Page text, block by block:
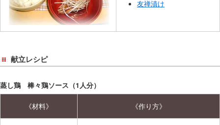
友禅漬け
献立レシピ
蒸し鶏 棒々鶏ソース（1人分）
《材料》 《作り方》